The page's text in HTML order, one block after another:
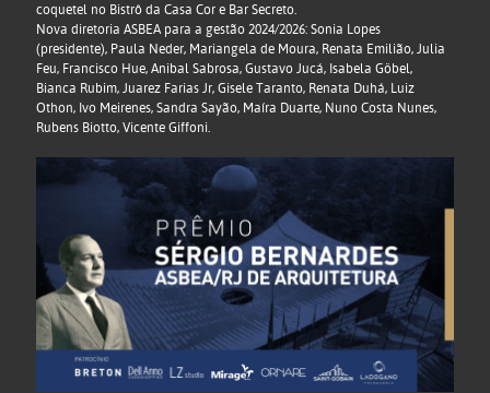
coquetel no Bistrô da Casa Cor e Bar Secreto.
Nova diretoria ASBEA para a gestão 2024/2026: Sonia Lopes
(presidente), Paula Neder, Mariangela de Moura, Renata Emilião, Julia
Feu, Francisco Hue, Anibal Sabrosa, Gustavo Jucá, Isabela Göbel,
Bianca Rubim, Juarez Farias Jr, Gisele Taranto, Renata Duhá, Luiz
Othon, Ivo Meirenes, Sandra Sayão, Maíra Duarte, Nuno Costa Nunes,
Rubens Biotto, Vicente Giffoni.